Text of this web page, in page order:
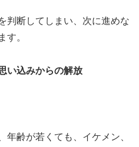
判断してしまい、次に進めな
す。
い込みからの解放
年齢が若くても、イケメン、